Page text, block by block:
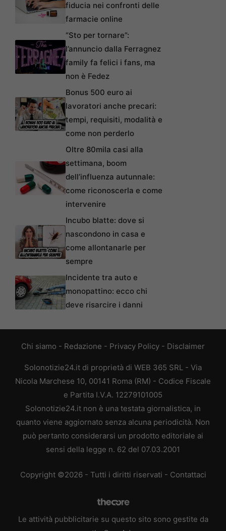
fiducia nei confronti delle
farmacie online
“Sto per tornare”:
l’annuncio dalla Ferragnez
family fa felici i fans, ma
non è Fedez
Bonus 500 euro ai
lavoratori anche precari:
tempi, requisiti, modalità e
come non perderlo
Oltre 80mila casi alla
settimana, boom
dell’influenza autunnale:
come riconoscerla e come
intervenire
Incubo blatte: dove si
nascondono in casa e
come allontanarle per
sempre
Incidente tra auto e
monopattino: ecco chi
deve risarcire i danni
Chi siamo - Redazione - Privacy Policy - Disclaimer
Solonotizie24.it di proprietà di WEB 365 SRL - Via
Nicola Marchese 10, 00141 Roma (RM) - Codice Fiscale
e Partita I.V.A. 12279101005
Solonotizie24.it non è una testata giornalistica, in
quanto viene aggiornato senza alcuna periodicità. Non
può pertanto considerarsi un prodotto editoriale ai
sensi della legge n. 62 del 07.03.2001
Copyright ©2026 - Tutti i diritti riservati - Contattaci
Le attività pubblicitarie su questo sito sono gestite da